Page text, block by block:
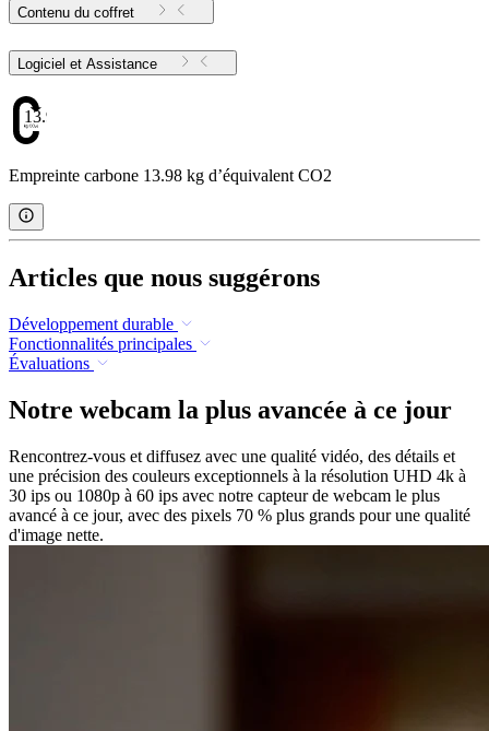
Contenu du coffret
Logiciel et Assistance
13.98
Empreinte carbone 13.98 kg d’équivalent CO2
Articles que nous suggérons
Développement durable
Fonctionnalités principales
Évaluations
Notre webcam la plus avancée à ce jour
Rencontrez-vous et diffusez avec une qualité vidéo, des détails et
une précision des couleurs exceptionnels à la résolution UHD 4k à
30 ips ou 1080p à 60 ips avec notre capteur de webcam le plus
avancé à ce jour, avec des pixels 70 % plus grands pour une qualité
d'image nette.